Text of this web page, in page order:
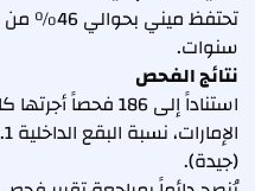
سنوات.
نتائج الفحص
(جيدة).